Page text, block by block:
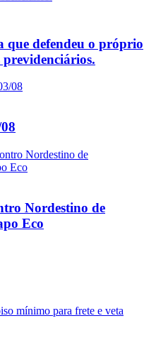
que defendeu o próprio
Nordestino de
Eco